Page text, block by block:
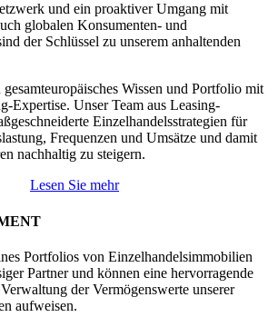
und ein proaktiver Umgang mit
globalen Konsumenten- und
der Schlüssel zu unserem anhaltenden
Wissen und Portfolio mit
Expertise. Unser Team aus Leasing-
Einzelhandelsstrategien für
Frequenzen und Umsätze und damit
nachhaltig zu steigern.
Lesen Sie mehr
Portfolios von Einzelhandelsimmobilien
Partner und können eine hervorragende
der Vermögenswerte unserer
aufweisen.